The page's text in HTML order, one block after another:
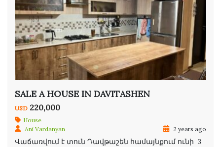
SALE A HOUSE IN DAVITASHEN
USD 220,000
House
Ani Vardanyan
2 years ago
Վաճառվում է տուն Դավթաշեն համայնքում ունի 3